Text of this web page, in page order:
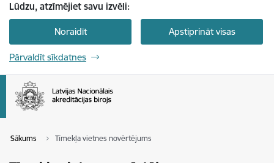
Lūdzu, atzīmējiet savu izvēli:
Noraidīt Apstiprināt visas
Pārvaldīt sīkdatnes
Sākums Tīmekļa vietnes novērtējums